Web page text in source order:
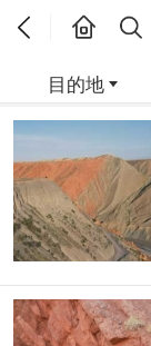
目的地